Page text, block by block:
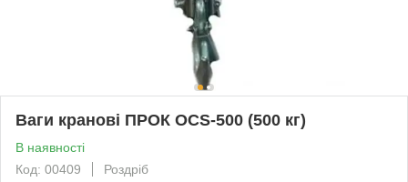
Ваги кранові ПРОК OCS-500 (500 кг)
В наявності
Код: 00409
Роздріб